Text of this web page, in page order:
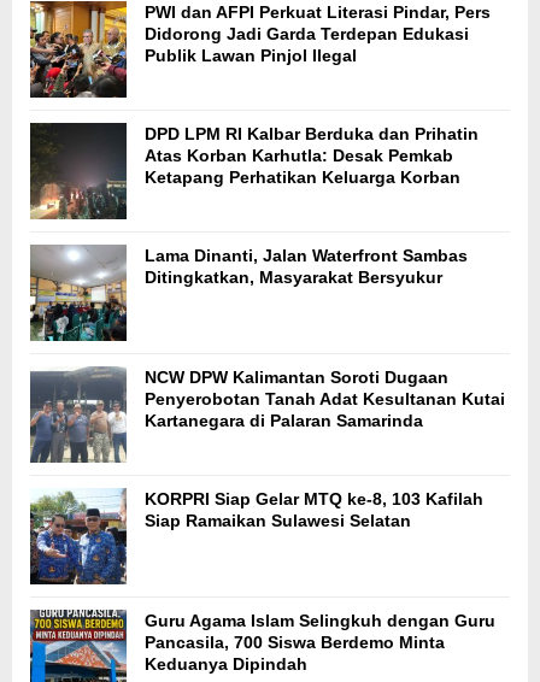
PWI dan AFPI Perkuat Literasi Pindar, Pers
Didorong Jadi Garda Terdepan Edukasi
Publik Lawan Pinjol Ilegal
DPD LPM RI Kalbar Berduka dan Prihatin
Atas Korban Karhutla: Desak Pemkab
Ketapang Perhatikan Keluarga Korban
Lama Dinanti, Jalan Waterfront Sambas
Ditingkatkan, Masyarakat Bersyukur
NCW DPW Kalimantan Soroti Dugaan
Penyerobotan Tanah Adat Kesultanan Kutai
Kartanegara di Palaran Samarinda
KORPRI Siap Gelar MTQ ke-8, 103 Kafilah
Siap Ramaikan Sulawesi Selatan
Guru Agama Islam Selingkuh dengan Guru
Pancasila, 700 Siswa Berdemo Minta
Keduanya Dipindah